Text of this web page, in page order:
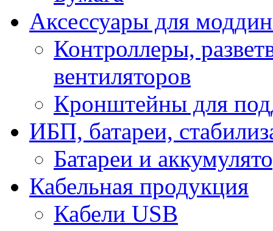
Аксессуары для
Контроллеры,
вентиляторов
Кронштейны для
ИБП, батареи,
Батареи и
Кабельная продукция
Кабели USB